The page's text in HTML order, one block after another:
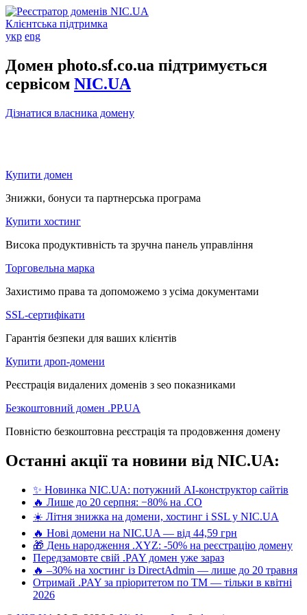
Клієнтська підтримка
укр eng
Домен photo.sf.co.ua підтримується
сервісом NIC.UA
Дізнатися власника домену
Купити домен
Знижки, бонуси та партнерська програма
Купити хостинг
Висока продуктивність та зручна панель управління
Торговельна марка
Захистимо права та допоможемо з усіма документами
SSL-сертифікати
Гарантія безпеки для ваших клієнтів
Купити дроп-домени
Реєстрація видалених доменів з seo показниками
Безкоштовний домен .PP.UA
Повністю безкоштовна реєстрація та продовження домену
Останні акції та новини від NIC.UA:
✨ Новинка NIC.UA: потужний AI-конструктор сайтів
🔥 Лише до 20 серпня: −80% на .CO
☀️ Літня знижка на домени, хостинг і SSL у NIC.UA
🔥 Нові домени на NIC.UA — від 44,59 грн
🎁 День народження .XYZ: -50% на реєстрацію домену
Передзамовте свій .PAY домен уже зараз
🔥 –30% на хостинг із DirectAdmin — лише до 20 травня
Отримай .PAY за пріоритетом по ТМ — тільки в квітні
2026